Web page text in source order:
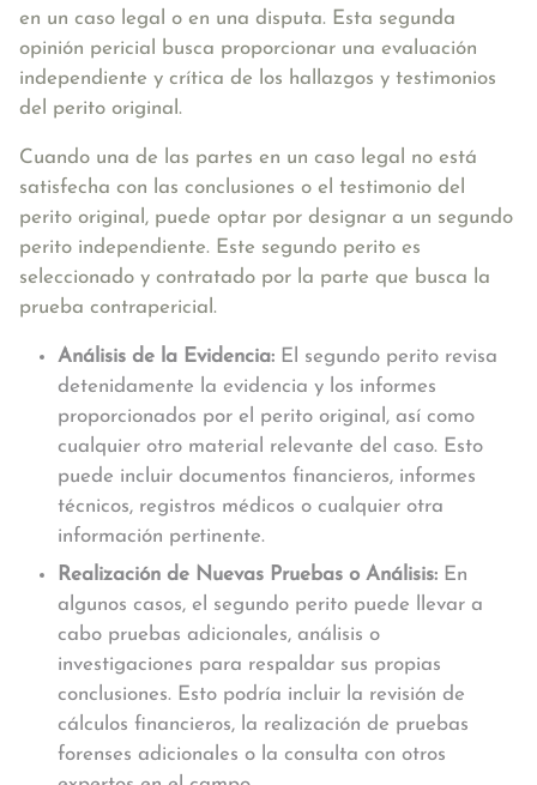
en un caso legal o en una disputa. Esta segunda
opinión pericial busca proporcionar una evaluación
independiente y crítica de los hallazgos y testimonios
del perito original.
Cuando una de las partes en un caso legal no está
satisfecha con las conclusiones o el testimonio del
perito original, puede optar por designar a un segundo
perito independiente. Este segundo perito es
seleccionado y contratado por la parte que busca la
prueba contrapericial.
Análisis de la Evidencia: El segundo perito revisa
detenidamente la evidencia y los informes
proporcionados por el perito original, así como
cualquier otro material relevante del caso. Esto
puede incluir documentos financieros, informes
técnicos, registros médicos o cualquier otra
información pertinente.
Realización de Nuevas Pruebas o Análisis: En
algunos casos, el segundo perito puede llevar a
cabo pruebas adicionales, análisis o
investigaciones para respaldar sus propias
conclusiones. Esto podría incluir la revisión de
cálculos financieros, la realización de pruebas
forenses adicionales o la consulta con otros